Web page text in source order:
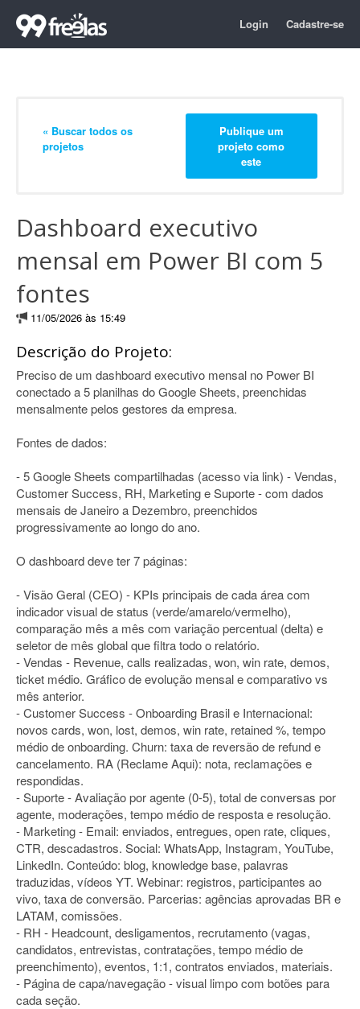
Login Cadastre-se
« Buscar todos os
projetos
Publique um
projeto como
este
Dashboard executivo
mensal em Power BI com 5
fontes
11/05/2026 às 15:49
Descrição do Projeto:
Preciso de um dashboard executivo mensal no Power BI
conectado a 5 planilhas do Google Sheets, preenchidas
mensalmente pelos gestores da empresa.
Fontes de dados:
- 5 Google Sheets compartilhadas (acesso via link) - Vendas,
Customer Success, RH, Marketing e Suporte - com dados
mensais de Janeiro a Dezembro, preenchidos
progressivamente ao longo do ano.
O dashboard deve ter 7 páginas:
- Visão Geral (CEO) - KPIs principais de cada área com
indicador visual de status (verde/amarelo/vermelho),
comparação mês a mês com variação percentual (delta) e
seletor de mês global que filtra todo o relatório.
- Vendas - Revenue, calls realizadas, won, win rate, demos,
ticket médio. Gráfico de evolução mensal e comparativo vs
mês anterior.
- Customer Success - Onboarding Brasil e Internacional:
novos cards, won, lost, demos, win rate, retained %, tempo
médio de onboarding. Churn: taxa de reversão de refund e
cancelamento. RA (Reclame Aqui): nota, reclamações e
respondidas.
- Suporte - Avaliação por agente (0-5), total de conversas por
agente, moderações, tempo médio de resposta e resolução.
- Marketing - Email: enviados, entregues, open rate, cliques,
CTR, descadastros. Social: WhatsApp, Instagram, YouTube,
LinkedIn. Conteúdo: blog, knowledge base, palavras
traduzidas, vídeos YT. Webinar: registros, participantes ao
vivo, taxa de conversão. Parcerias: agências aprovadas BR e
LATAM, comissões.
- RH - Headcount, desligamentos, recrutamento (vagas,
candidatos, entrevistas, contratações, tempo médio de
preenchimento), eventos, 1:1, contratos enviados, materiais.
- Página de capa/navegação - visual limpo com botões para
cada seção.